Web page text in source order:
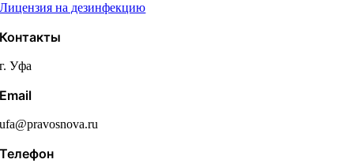
Лицензия на дезинфекцию
Контакты
г. Уфа
Email
ufa@pravosnova.ru
Телефон